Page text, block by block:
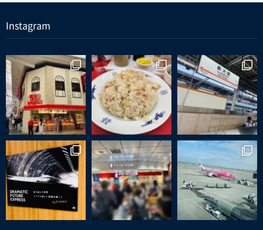
Instagram